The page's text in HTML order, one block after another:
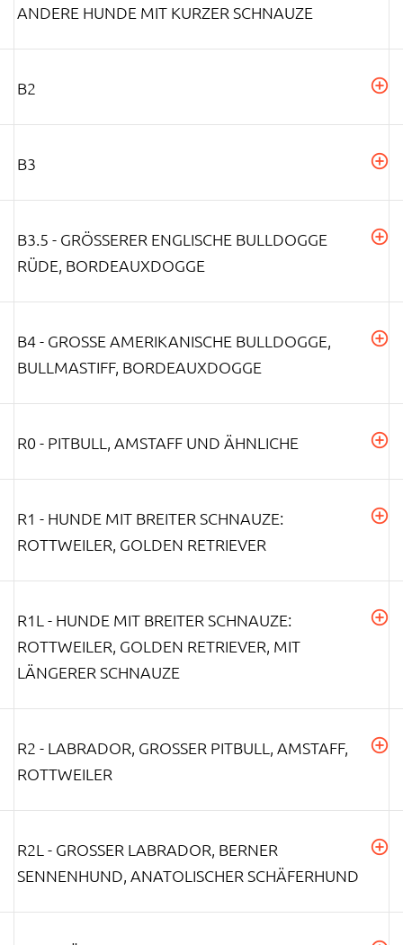
ANDERE HUNDE MIT KURZER SCHNAUZE
B2
B3
B3.5 - GRÖSSERER ENGLISCHE BULLDOGGE R
ÜDE, BORDEAUXDOGGE
B4 - GROSSE AMERIKANISCHE BULLDOGGE, B
ULLMASTIFF, BORDEAUXDOGGE
R0 - PITBULL, AMSTAFF UND ÄHNLICHE
R1 - HUNDE MIT BREITER SCHNAUZE:
ROTTWEILER, GOLDEN RETRIEVER
R1L - HUNDE MIT BREITER SCHNAUZE:
ROTTWEILER, GOLDEN RETRIEVER, MIT
LÄNGERER SCHNAUZE
R2 - LABRADOR, GROSSER PITBULL, AMSTAFF, R
OTTWEILER
R2L - GROSSER LABRADOR, BERNER S
ENNENHUND, ANATOLISCHER SCHÄFERHUND